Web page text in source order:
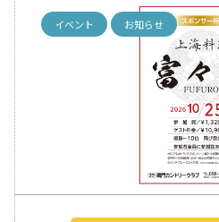
イベント お知らせ